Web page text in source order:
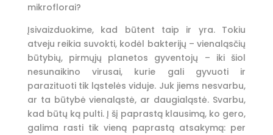
mikroflorai?
Įsivaizduokime, kad būtent taip ir yra. Tokiu
atveju reikia suvokti, kodėl bakterijų – vienaląsčių
būtybių, pirmųjų planetos gyventojų – iki šiol
nesunaikino virusai, kurie gali gyvuoti ir
parazituoti tik ląstelės viduje. Juk jiems nesvarbu,
ar ta būtybė vienaląstė, ar daugialąstė. Svarbu,
kad būtų ką pulti. Į šį paprastą klausimą, ko gero,
galima rasti tik vieną paprastą atsakymą: per